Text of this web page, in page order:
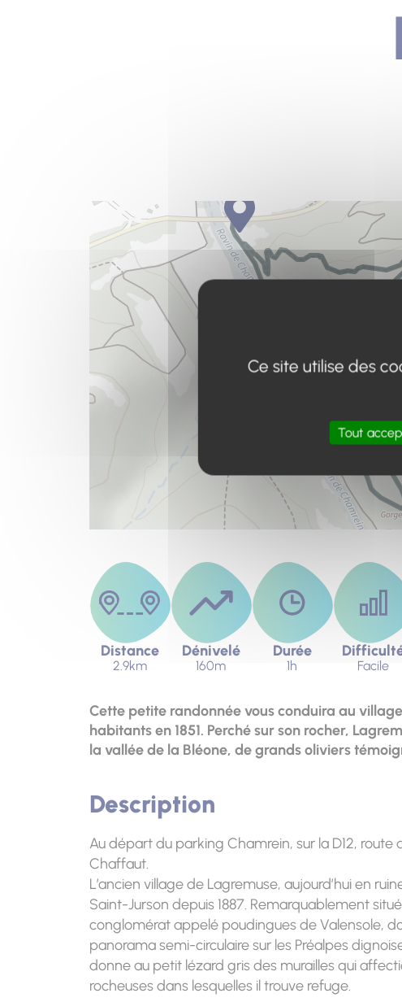
Distance
2.9km
Dénivelé
160m
Durée
1h Facile
Cette petite randonnée vous conduira au
habitants en 1851. Perché sur son rocher,
la vallée de la Bléone, de grands oliviers
Description
Au départ du parking Chamrein, sur la D12, route
Chaffaut.
L’ancien village de Lagremuse, aujourd’hui en
Saint-Jurson depuis 1887. Remarquablement
conglomérat appelé poudingues de Valensole,
panorama semi-circulaire sur les Préalpes
donne au petit lézard gris des murailles qui
rocheuses dans lesquelles il trouve refuge.
Ce site utilise des
Tout